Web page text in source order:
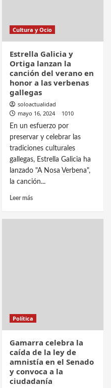
Cultura y Ocio
Estrella Galicia y
Ortiga lanzan la
canción del verano en
honor a las verbenas
gallegas
soloactualidad
mayo 16, 2024
1010
En un esfuerzo por
preservar y celebrar las
tradiciones culturales
gallegas, Estrella Galicia ha
lanzado "A Nosa Verbena",
la canción...
Leer más
Política
Gamarra celebra la
caída de la ley de
amnistía en el Senado
y convoca a la
ciudadanía